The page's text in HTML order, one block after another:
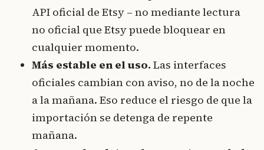
API oficial de Etsy – no mediante lectura
no oficial que Etsy puede bloquear en
cualquier momento.
Más estable en el uso. Las interfaces
oficiales cambian con aviso, no de la noche
a la mañana. Eso reduce el riesgo de que la
importación se detenga de repente
mañana.